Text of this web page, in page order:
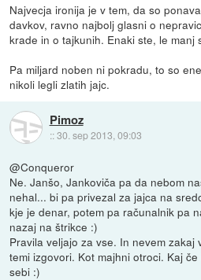
Najvecja ironija je v tem, da so
davkov, ravno najbolj glasni o
krade in o tajkunih. Enaki ste, le manj
Pa miljard noben ni pokradu, to so
nikoli legli zlatih jajc.
Pimoz
::30. sep 2013, 09:03
@Conqueror
Ne. Janšo, Jankoviča pa da nebom
nehal... bi pa privezal za jajca na
kje je denar, potem pa računalnik pa
nazaj na štrikce :)
Pravila veljajo za vse. In nevem
temi izgovori. Kot majhni otroci. Kaj
sebi :)